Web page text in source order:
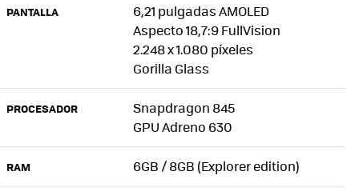
PANTALLA
6,21 pulgadas AMOLED
Aspecto 18,7:9 FullVision
2.248 x 1.080 píxeles
Gorilla Glass
PROCESADOR
Snapdragon 845
GPU Adreno 630
RAM 6GB / 8GB (Explorer edition)